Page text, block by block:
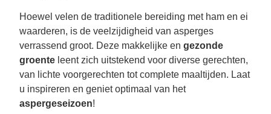
Hoewel velen de traditionele bereiding met ham en ei
waarderen, is de veelzijdigheid van asperges
verrassend groot. Deze makkelijke en gezonde
groente leent zich uitstekend voor diverse gerechten,
van lichte voorgerechten tot complete maaltijden. Laat
u inspireren en geniet optimaal van het
aspergeseizoen!